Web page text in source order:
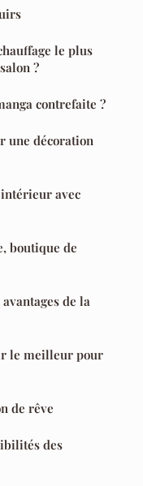
le plus
?
contrefaite ?
une décoration
avec
boutique de
de la
le meilleur pour
de rêve
des